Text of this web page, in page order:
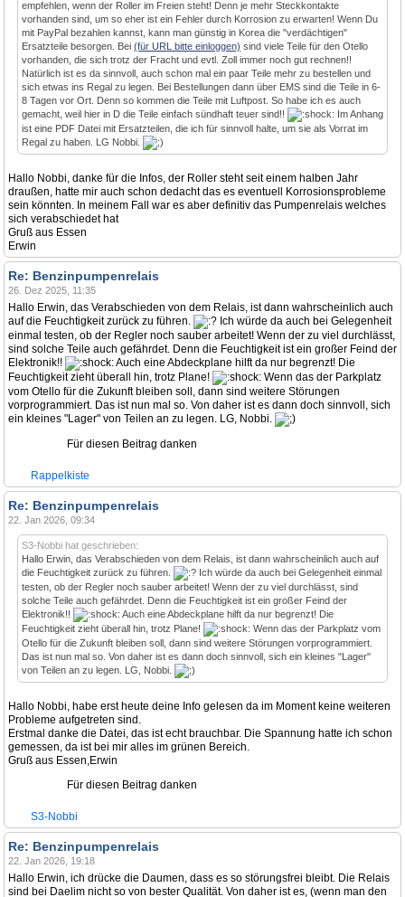
empfehlen, wenn der Roller im Freien steht! Denn je mehr Steckkontakte
vorhanden sind, um so eher ist ein Fehler durch Korrosion zu erwarten! Wenn Du
mit PayPal bezahlen kannst, kann man günstig in Korea die "verdächtigen"
Ersatzteile besorgen. Bei (für URL bitte einloggen) sind viele Teile für den Otello
vorhanden, die sich trotz der Fracht und evtl. Zoll immer noch gut rechnen!!
Natürlich ist es da sinnvoll, auch schon mal ein paar Teile mehr zu bestellen und
sich etwas ins Regal zu legen. Bei Bestellungen dann über EMS sind die Teile in 6-
8 Tagen vor Ort. Denn so kommen die Teile mit Luftpost. So habe ich es auch
gemacht, weil hier in D die Teile einfach sündhaft teuer sind!!
Im Anhang
ist eine PDF Datei mit Ersatzteilen, die ich für sinnvoll halte, um sie als Vorrat im
Regal zu haben. LG Nobbi.
Hallo Nobbi, danke für die Infos, der Roller steht seit einem halben Jahr
draußen, hatte mir auch schon dedacht das es eventuell Korrosionsprobleme
sein könnten. In meinem Fall war es aber definitiv das Pumpenrelais welches
sich verabschiedet hat
Gruß aus Essen
Erwin
Re: Benzinpumpenrelais
26. Dez 2025, 11:35
Hallo Erwin, das Verabschieden von dem Relais, ist dann wahrscheinlich auch
auf die Feuchtigkeit zurück zu führen.
Ich würde da auch bei Gelegenheit
einmal testen, ob der Regler noch sauber arbeitet! Wenn der zu viel durchlässt,
sind solche Teile auch gefährdet. Denn die Feuchtigkeit ist ein großer Feind der
Elektronik!!
Auch eine Abdeckplane hilft da nur begrenzt! Die
Feuchtigkeit zieht überall hin, trotz Plane!
Wenn das der Parkplatz
vom Otello für die Zukunft bleiben soll, dann sind weitere Störungen
vorprogrammiert. Das ist nun mal so. Von daher ist es dann doch sinnvoll, sich
ein kleines "Lager" von Teilen an zu legen. LG, Nobbi.
Für diesen Beitrag danken
Rappelkiste
Re: Benzinpumpenrelais
22. Jan 2026, 09:34
S3-Nobbi hat geschrieben:
Hallo Erwin, das Verabschieden von dem Relais, ist dann wahrscheinlich auch auf
die Feuchtigkeit zurück zu führen.
Ich würde da auch bei Gelegenheit einmal
testen, ob der Regler noch sauber arbeitet! Wenn der zu viel durchlässt, sind
solche Teile auch gefährdet. Denn die Feuchtigkeit ist ein großer Feind der
Elektronik!!
Auch eine Abdeckplane hilft da nur begrenzt! Die
Feuchtigkeit zieht überall hin, trotz Plane!
Wenn das der Parkplatz vom
Otello für die Zukunft bleiben soll, dann sind weitere Störungen vorprogrammiert.
Das ist nun mal so. Von daher ist es dann doch sinnvoll, sich ein kleines "Lager"
von Teilen an zu legen. LG, Nobbi.
Hallo Nobbi, habe erst heute deine Info gelesen da im Moment keine weiteren
Probleme aufgetreten sind.
Erstmal danke die Datei, das ist echt brauchbar. Die Spannung hatte ich schon
gemessen, da ist bei mir alles im grünen Bereich.
Gruß aus Essen,Erwin
Für diesen Beitrag danken
S3-Nobbi
Re: Benzinpumpenrelais
22. Jan 2026, 19:18
Hallo Erwin, ich drücke die Daumen, dass es so störungsfrei bleibt. Die Relais
sind bei Daelim nicht so von bester Qualität. Von daher ist es, (wenn man den